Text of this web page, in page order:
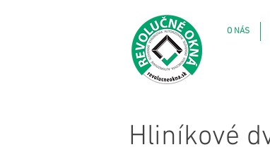
O NÁS
Hliníkové